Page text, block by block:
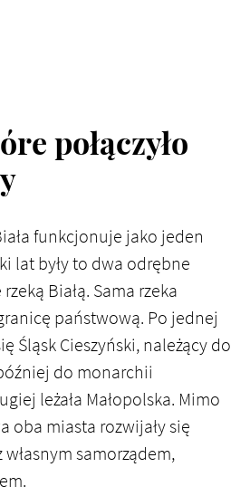
połączyło
funkcjonuje jako jeden
lat były to dwa odrębne
Białą. Sama rzeka
państwową. Po jednej
Śląsk Cieszyński, należący do
do monarchii
leżała Małopolska. Mimo
oba miasta rozwijały się
samorządem,